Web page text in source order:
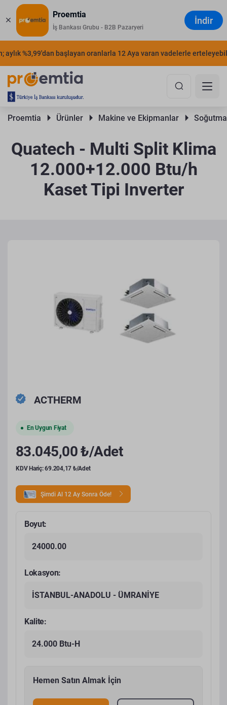
Proemtia
İş Bankası Grubu - B2B Pazaryeri
İndir
%3,99'dan başlayan oranlarla 12 Aya varan vadelerle
Proemtia Ürünler Makine ve Ekipmanlar
Quatech - Multi Split Klima
12.000+12.000 Btu/h
Kaset Tipi Inverter
ACTHERM
En Uygun Fiyat
83.045,00 ₺/Adet
KDV Hariç: 69.204,17 ₺/Adet
Şimdi Al 12 Ay Sonra Öde!
Boyut:
24000.00
Lokasyon:
İSTANBUL-ANADOLU - ÜMRANİYE
Kalite:
24.000 Btu-H
Hemen Satın Almak İçin